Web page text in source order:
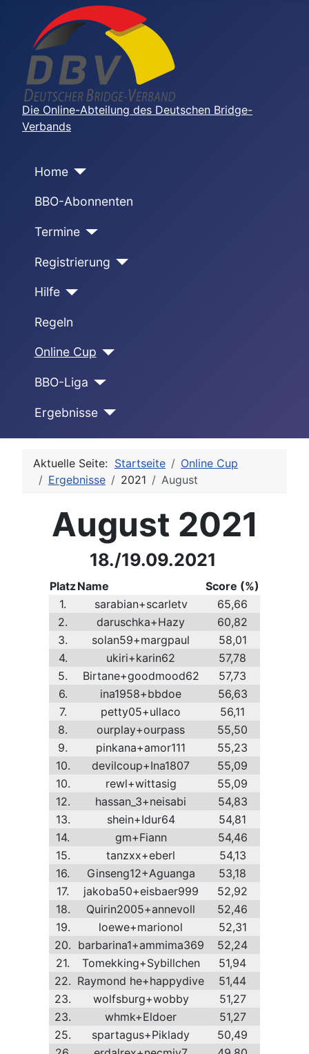
Die Online-Abteilung des Deutschen Bridge-
Verbands
Home
BBO-Abonnenten
Termine
Registrierung
Hilfe
Regeln
Online Cup
BBO-Liga
Ergebnisse
Aktuelle Seite: Startseite
Online Cup
Ergebnisse
2021 August
August 2021
18./19.09.2021
PlatzName
Score (%)
1.
sarabian+scarletv
65,66
2.
daruschka+Hazy
60,82
3.
solan59+margpaul
58,01
4.
ukiri+karin62
57,78
5.
Birtane+goodmood62
57,73
6.
ina1958+bbdoe
56,63
7.
petty05+ullaco
56,11
8.
ourplay+ourpass
55,50
9.
pinkana+amor111
55,23
10.
devilcoup+Ina1807
55,09
10.
rewl+wittasig
55,09
12.
hassan_3+neisabi
54,83
13.
shein+Idur64
54,81
14.
gm+Fiann
54,46
15.
tanzxx+eberl
54,13
16.
Ginseng12+Aguanga
53,18
17.
jakoba50+eisbaer999
52,92
18.
Quirin2005+annevoll
52,46
19.
loewe+marionol
52,31
20. barbarina1+ammima369
52,24
21.
Tomekking+Sybillchen
51,94
22. Raymond he+happydive
51,44
23.
wolfsburg+wobby
51,27
23.
whmk+Eldoer
51,27
25.
spartagus+Piklady
50,49